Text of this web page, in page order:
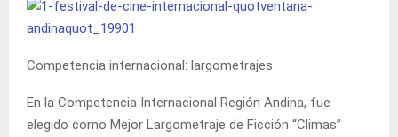
Competencia internacional: largometrajes
En la Competencia Internacional Región Andina, fue
elegido como Mejor Largometraje de Ficción “Climas”